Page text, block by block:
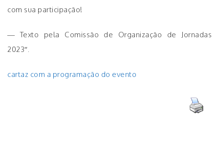
com sua participação!
— Texto pela Comissão de Organização de Jornadas
2023″.
cartaz com a programação do evento